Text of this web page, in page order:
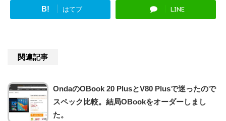
B! はてブ LINE
関連記事
OndaのOBook 20 PlusとV80 Plusで迷ったので
スペック比較。結局OBookをオーダーしまし
た。